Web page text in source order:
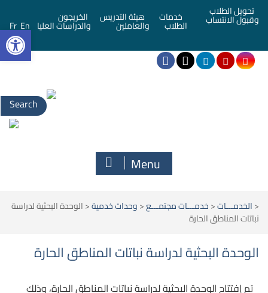
تحويل الطلاب
وقبول الانتساب خدمات
الطلاب
هيئة التدريس
والعاملين
الخريجون
والدراسات العليا En
Fr
Menu
<الخدمـــات<خدمـــات مجتمـــع<وحدات خدمية<الوحدة البحثية لدراسة
نباتات المناطق الحارة
الوحدة البحثية لدراسة نباتات المناطق الحارة
تم إفتتاح الوحدة البحثية لدراسة نباتات المناطق الحارة، وذلك